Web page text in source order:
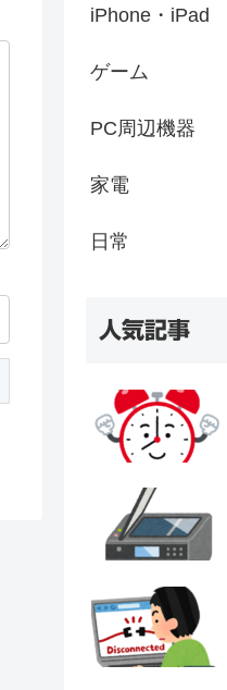
iPhone・iPad
ゲーム
PC周辺機器
家電
日常
人気記事